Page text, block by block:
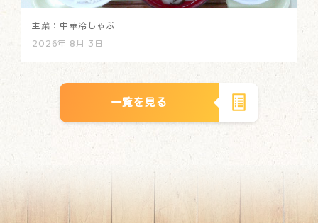
主菜：中華冷しゃぶ
2026年 8月 3日
一覧を見る